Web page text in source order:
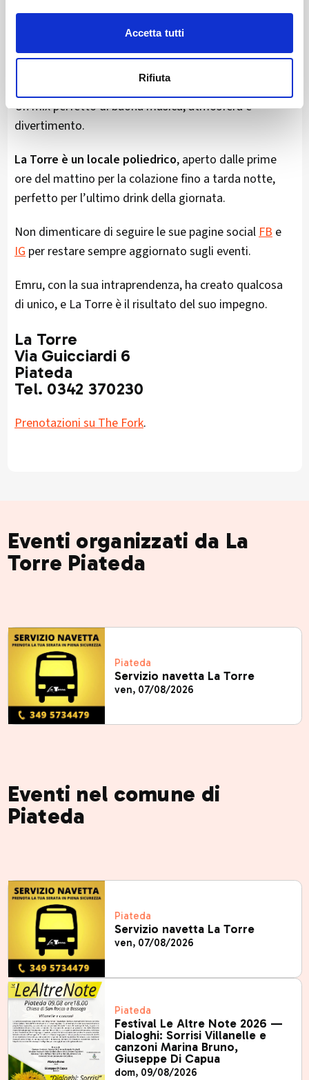
Accetta tutti
Rifiuta
Il sabato sera, La Torre diventa il punto di ritrovo per i
giovani,grazie al DJ Set con Fabry J e altri noti DJ
che animano la serata fino a notte fonda.
Un mix perfetto di buona musica, atmosfera e
divertimento.
La Torre è un locale poliedrico, aperto dalle prime
ore del mattino per la colazione fino a tarda notte,
perfetto per l’ultimo drink della giornata.
Non dimenticare di seguire le sue pagine socialFB e
IG per restare sempre aggiornato sugli eventi.
Emru, con la sua intraprendenza, ha creato qualcosa
di unico, e La Torre è il risultato del suo impegno.
La Torre
Via Guicciardi 6
Piateda
Tel. 0342 370230
Prenotazioni su The Fork.
Eventi organizzati da La
Torre Piateda
Piateda
Servizio navetta La Torre
ven, 07/08/2026
Eventi nel comune di
Piateda
Piateda
Servizio navetta La Torre
ven, 07/08/2026
Piateda
Festival Le Altre Note 2026 —
Dialoghi: Sorrisi Villanelle e
canzoni Marina Bruno,
Giuseppe Di Capua
dom, 09/08/2026